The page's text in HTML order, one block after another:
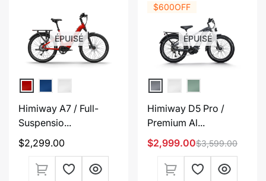
ÉPUISÉ
Himiway A7 / Full-
Suspensio...
Prix
habituel
$2,299.00
$600OFF
ÉPUISÉ
Himiway D5 Pro /
Premium Al...
Prix
$2,999.00
Prix
habituel
$3,599.00